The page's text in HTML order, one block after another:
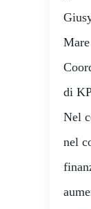
di
Nel
nel